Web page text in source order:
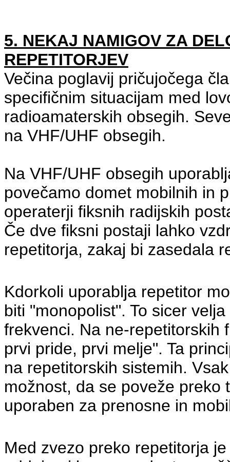
5. NEKAJ NAMIGOV ZA
REPETITORJEV
Večina poglavij pričujočega
specifičnim situacijam med
radioamaterskih obsegih.
na VHF/UHF obsegih.
Na VHF/UHF obsegih
povečamo domet mobilnih in
operaterji fiksnih radijskih
Če dve fiksni postaji lahko
repetitorja, zakaj bi zasedala
Kdorkoli uporablja repetitor
biti "monopolist". To sicer
frekvenci. Na ne-repetitorskih
prvi pride, prvi melje". Ta
na repetitorskih sistemih.
možnost, da se poveže preko
uporaben za prenosne in
Med zvezo preko repetitorja